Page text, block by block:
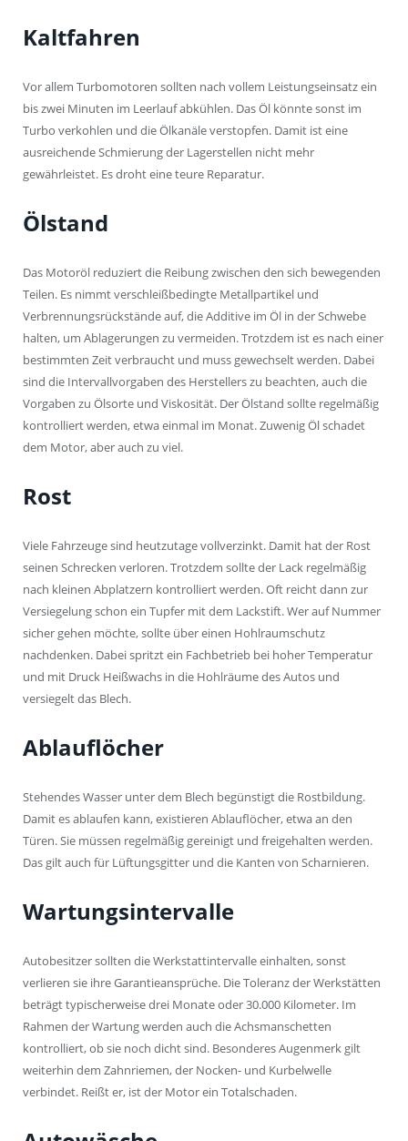
Kaltfahren
Vor allem Turbomotoren sollten nach vollem Leistungseinsatz ein
bis zwei Minuten im Leerlauf abkühlen. Das Öl könnte sonst im
Turbo verkohlen und die Ölkanäle verstopfen. Damit ist eine
ausreichende Schmierung der Lagerstellen nicht mehr
gewährleistet. Es droht eine teure Reparatur.
Ölstand
Das Motoröl reduziert die Reibung zwischen den sich bewegenden
Teilen. Es nimmt verschleißbedingte Metallpartikel und
Verbrennungsrückstände auf, die Additive im Öl in der Schwebe
halten, um Ablagerungen zu vermeiden. Trotzdem ist es nach einer
bestimmten Zeit verbraucht und muss gewechselt werden. Dabei
sind die Intervallvorgaben des Herstellers zu beachten, auch die
Vorgaben zu Ölsorte und Viskosität. Der Ölstand sollte regelmäßig
kontrolliert werden, etwa einmal im Monat. Zuwenig Öl schadet
dem Motor, aber auch zu viel.
Rost
Viele Fahrzeuge sind heutzutage vollverzinkt. Damit hat der Rost
seinen Schrecken verloren. Trotzdem sollte der Lack regelmäßig
nach kleinen Abplatzern kontrolliert werden. Oft reicht dann zur
Versiegelung schon ein Tupfer mit dem Lackstift. Wer auf Nummer
sicher gehen möchte, sollte über einen Hohlraumschutz
nachdenken. Dabei spritzt ein Fachbetrieb bei hoher Temperatur
und mit Druck Heißwachs in die Hohlräume des Autos und
versiegelt das Blech.
Ablauflöcher
Stehendes Wasser unter dem Blech begünstigt die Rostbildung.
Damit es ablaufen kann, existieren Ablauflöcher, etwa an den
Türen. Sie müssen regelmäßig gereinigt und freigehalten werden.
Das gilt auch für Lüftungsgitter und die Kanten von Scharnieren.
Wartungsintervalle
Autobesitzer sollten die Werkstattintervalle einhalten, sonst
verlieren sie ihre Garantieansprüche. Die Toleranz der Werkstätten
beträgt typischerweise drei Monate oder 30.000 Kilometer. Im
Rahmen der Wartung werden auch die Achsmanschetten
kontrolliert, ob sie noch dicht sind. Besonderes Augenmerk gilt
weiterhin dem Zahnriemen, der Nocken- und Kurbelwelle
verbindet. Reißt er, ist der Motor ein Totalschaden.